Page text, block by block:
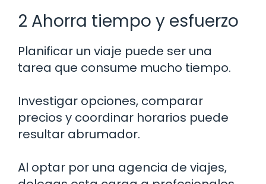
2 Ahorra tiempo y esfuerzo
Planificar un viaje puede ser una
tarea que consume mucho tiempo.
Investigar opciones, comparar
precios y coordinar horarios puede
resultar abrumador.
Al optar por una agencia de viajes,